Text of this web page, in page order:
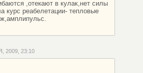
,отекают в кулак,нет силы
курс реабелетации- тепловые
2009, 23:10